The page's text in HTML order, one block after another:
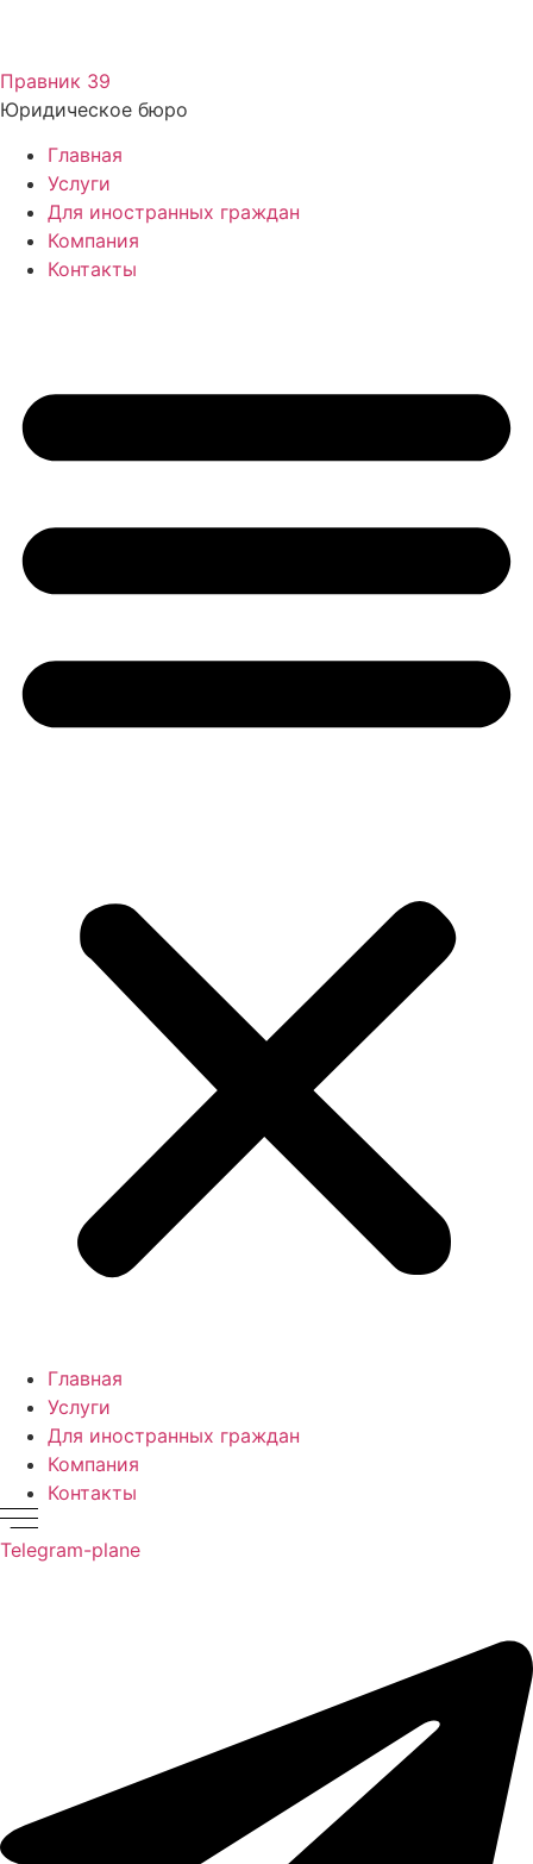
содержимому
Правник 39
Юридическое бюро
Главная
Услуги
Для иностранных граждан
Компания
Контакты
Главная
Услуги
Для иностранных граждан
Компания
Контакты
Telegram-plane